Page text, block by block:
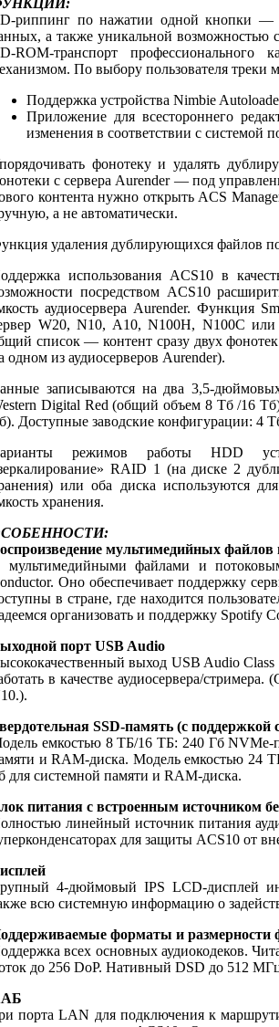
риппинг по нажатии одной кнопки —
а также уникальной возможностью
ROM-транспорт
По выбору пользователя треки
Поддержка устройства Nimbie
Приложение для всестороннего
изменения в соответствии с системой
фонотеку и удалять
с сервера Aurender — под
контента нужно открыть ACS
а не автоматически.
удаления дублирующихся файлов
использования ACS10 в
посредством ACS10
аудиосервера Aurender. Функция
W20, N10, A10, N100H, N100C
список — контент сразу двух
одном из аудиосерверов Aurender).
записываются на два 3,5-
Digital Red (общий объем 8 Тб /16
Доступные заводские конфигурации: 4
режимов работы HDD
RAID 1 (на диске 2
или оба диска используются
хранения.
мультимедийных файлов
файлами и
Оно обеспечивает поддержку
в стране, где находится
организовать и поддержку Spotify
порт USB Audio
выход USB Audio
в качестве аудиосервера/
SSD-память (с
емкостью 8 ТБ/16 ТБ: 240 Гб
и RAM-диска. Модель емкостью 24
для системной памяти и RAM-диска.
питания с встроенным источником
линейный источник питания
для защиты ACS10 от
4-дюймовый IPS LCD-дисплей
всю системную информацию о
форматы и размерности
всех основных аудиокодеков.
до 256 DoP. Нативный DSD до 512
порта LAN для подключения к